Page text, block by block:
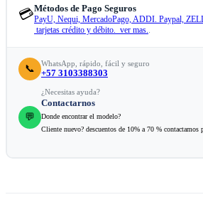
💳Métodos de Pago Seguros
PayU, Nequi, MercadoPago, ADDI. Paypal,
tarjetas crédito y débito. ver mas..
📞 WhatsApp, rápido, fácil y seguro
+57 3103388303
💬
¿Necesitas ayuda?
Contactarnos
Donde encontrar el modelo?
Cliente nuevo? descuentos de 10% a 70 % contactamos